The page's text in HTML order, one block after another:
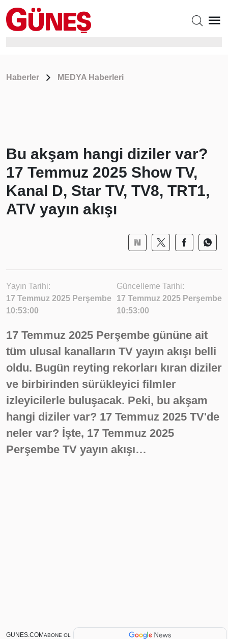
Haberler MEDYA Haberleri
Bu akşam hangi diziler var?
17 Temmuz 2025 Show TV,
Kanal D, Star TV, TV8, TRT1,
ATV yayın akışı
Yayın Tarihi:
17 Temmuz 2025 Perşembe
10:53:00
Güncelleme Tarihi:
17 Temmuz 2025 Perşembe
10:53:00
17 Temmuz 2025 Perşembe gününe ait
tüm ulusal kanalların TV yayın akışı belli
oldu. Bugün reyting rekorları kıran diziler
ve birbirinden sürükleyici filmler
izleyicilerle buluşacak. Peki, bu akşam
hangi diziler var? 17 Temmuz 2025 TV'de
neler var? İşte, 17 Temmuz 2025
Perşembe TV yayın akışı…
GUNES.COMABONE OL